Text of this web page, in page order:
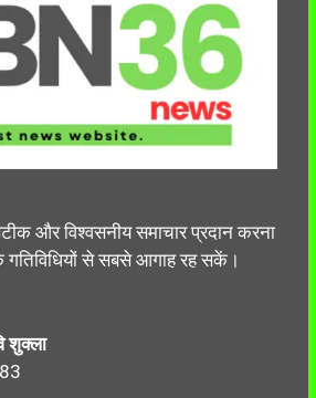
और विश्वसनीय समाचार प्रदान करना
गतिविधियों से सबसे आगाह रह सकें।
शुक्ला